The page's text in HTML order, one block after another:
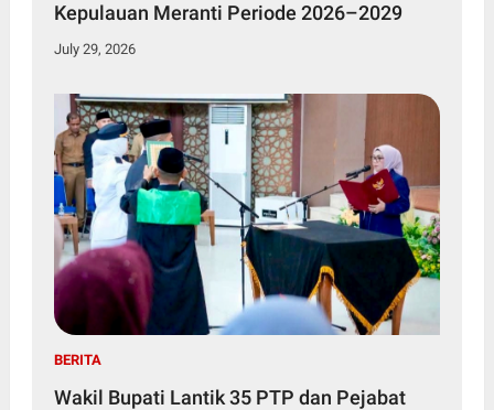
Kepulauan Meranti Periode 2026–2029
July 29, 2026
BERITA
Wakil Bupati Lantik 35 PTP dan Pejabat